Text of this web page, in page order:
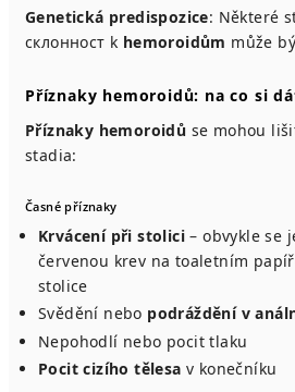
Genetická predispozice: Některé
склонност k hemoroidům může
Příznaky hemoroidů: na co si
Příznaky hemoroidů se mohou
stadia:
Časné příznaky
Krvácení při stolici – obvykle se
červenou krev na toaletním
stolice
Svědění nebo podráždění v
Nepohodlí nebo pocit tlaku
Pocit cizího tělesa v konečníku